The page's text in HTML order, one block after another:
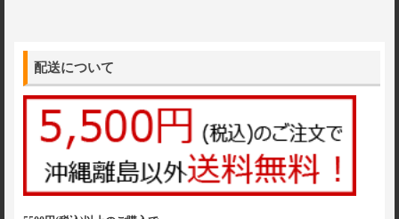
配送について